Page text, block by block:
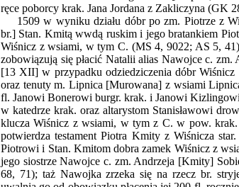
ręce poborcy krak. Jana Jordana z Zakliczyna (GK
1509 w wyniku działu dóbr po zm. Piotrze z
br.] Stan. Kmitą wwdą ruskim i jego bratankiem
Wiśnicz z wsiami, w tym C. (MS 4, 9022; AS 5,
zobowiązują się płacić Natalii alias Nawojce c.
[13 XII] w przypadku odziedziczenia dóbr
oraz tenuty m. Lipnica [Murowana] z wsiami
fl. Janowi Bonerowi burgr. krak. i Janowi
w katedrze krak. oraz altarystom Stanisławowi
klucza Wiśnicz z wsiami, w tym z C. w pow.
potwierdza testamentPiotra Kmity z Wiśnicza
Piotrowi i Stan. Kmitom dobra zamek Wiśnicz z
jego siostrze Nawojce c. zm. Andrzeja [Kmity]
68, 71); taż Nawojka zrzeka się na rzecz br.